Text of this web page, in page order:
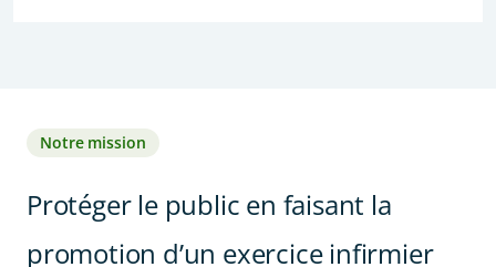
Notre mission
Protéger le public en faisant la
promotion d’un exercice infirmier